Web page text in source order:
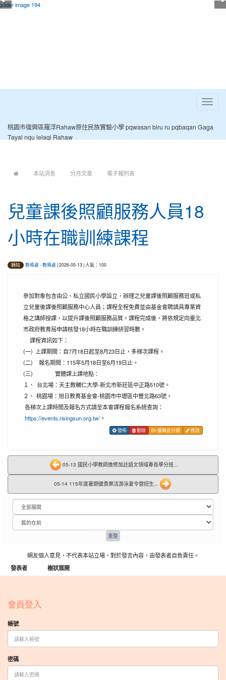
Toggle
桃園市復興區羅浮Rahaw原住民族實驗小學 pqwasan biru ru pqbaqan Gaga
Tayal nqu lelaqi Rahaw
本站消息 分月文章 電子報列表
兒童課後照顧服務人員18
小時在職訓練課程
轉知 教導處-教導處| 2026-05-13 | 人氣：100
參加對象包含由公、私立國民小學設立，辦理之兒童課後照顧服務班或私
立兒童後課後照顧服務中心人員；課程全程免費並由基金會聘請具專業資
格之講師授課，以提升課後照顧服務品質。課程完成後，將依規定向臺北
市政府教育局申請核發18小時在職訓練研習時數。
課程資訊如下：
(一)
上課期間：自7月18日起至8月23日止，多梯次課程。
(二)
報名期間：115年5月18日至6月19日止。
(三)
實體課上課地點：
１、
台北場：天主教輔仁大學-新北市新莊區中正路510號。
２、 桃園場：旭日教育基金會-桃園市中壢區中豐北路63號。
各梯次上課時間及報名方式請至本會課程報名系統查詢：
https://events.risingsun.org.tw/ 。
發佈 刪除 編輯此分類 修改
05-13 國民小學教師進修加註語文領域專長學分班...
05-14 115年度暑期健勇樂活游泳夏令營招生...
網友個人意見，不代表本站立場，對於發言內容，由發表者自負責任。
發表者
樹狀展開
會員登入
帳號
密碼